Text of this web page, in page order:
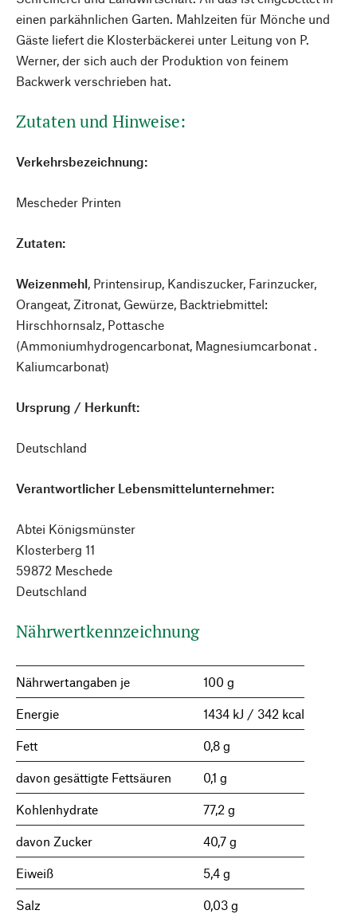
einen parkähnlichen Garten. Mahlzeiten für Mönche und
Gäste liefert die Klosterbäckerei unter Leitung von P.
Werner, der sich auch der Produktion von feinem
Backwerk verschrieben hat.
Zutaten und Hinweise:
Verkehrsbezeichnung:
Mescheder Printen
Zutaten:
Weizenmehl, Printensirup, Kandiszucker, Farinzucker,
Orangeat, Zitronat, Gewürze, Backtriebmittel:
Hirschhornsalz, Pottasche
(Ammoniumhydrogencarbonat, Magnesiumcarbonat .
Kaliumcarbonat)
Ursprung / Herkunft:
Deutschland
Verantwortlicher Lebensmittelunternehmer:
Abtei Königsmünster
Klosterberg 11
59872 Meschede
Deutschland
Nährwertkennzeichnung
Nährwertangaben je 100 g
Energie 1434 kJ / 342 kcal
Fett 0,8 g
davon gesättigte Fettsäuren 0,1 g
Kohlenhydrate 77,2 g
davon Zucker 40,7 g
Eiweiß 5,4 g
Salz 0,03 g